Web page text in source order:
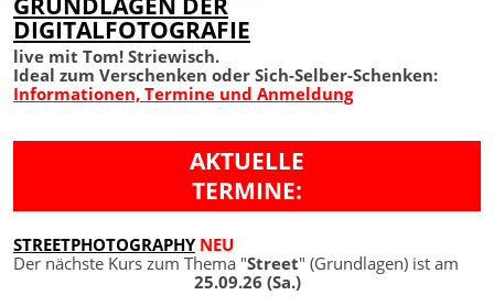
DIGITALFOTOGRAFIE
live mit Tom! Striewisch.
Ideal zum Verschenken oder Sich-Selber-Schenken:
Informationen, Termine und Anmeldung
AKTUELLE
TERMINE:
STREETPHOTOGRAPHY NEU
Der nächste Kurs zum Thema "Street" (Grundlagen) ist am
25.09.26 (Sa.)